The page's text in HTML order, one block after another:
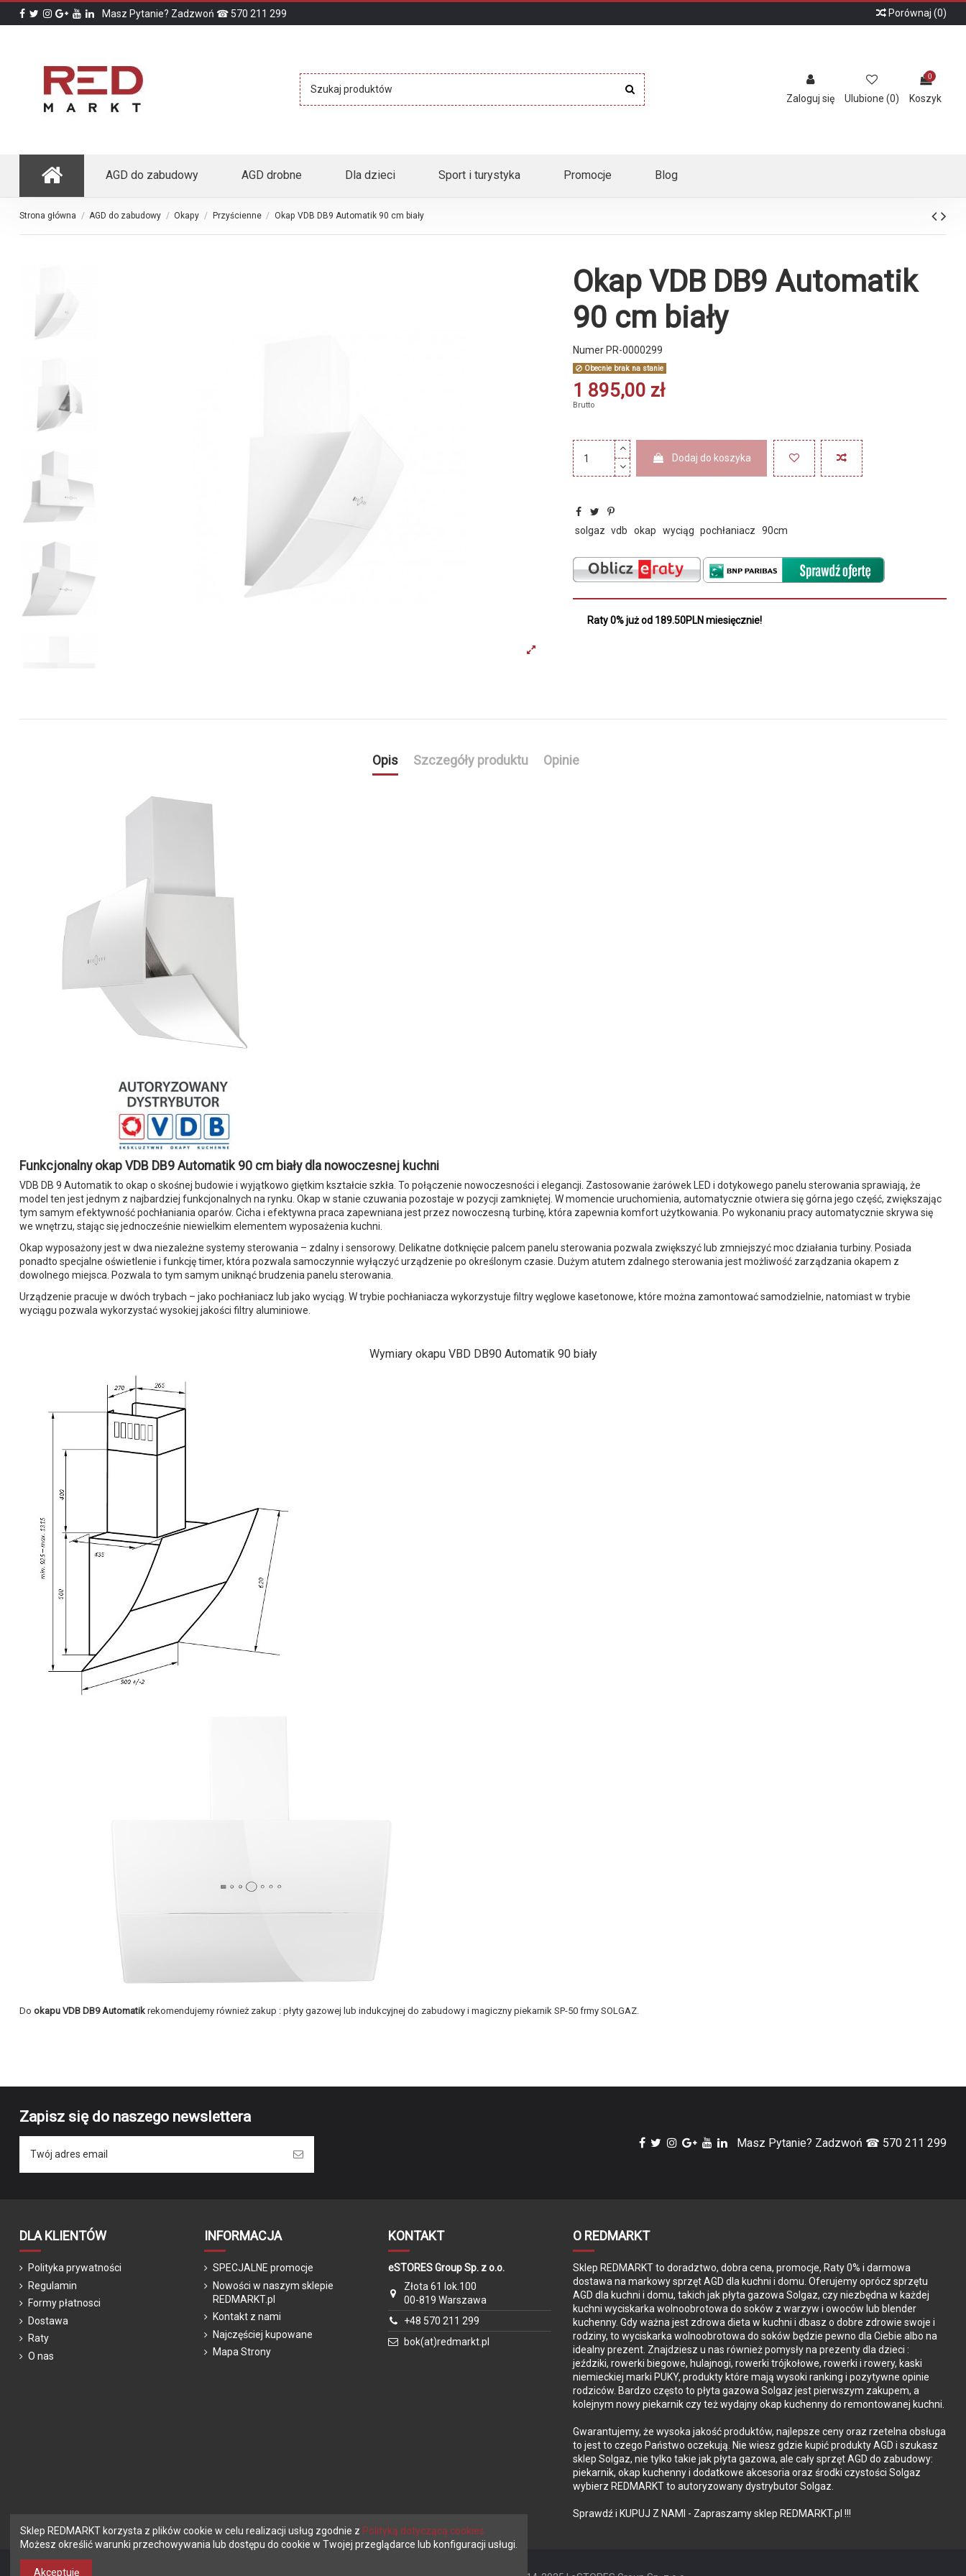
Masz Pytanie? Zadzwoń ☎ 570 211 299 Porównaj (0)
Zaloguj się Ulubione (0)
0
Koszyk
AGD do zabudowy AGD drobne Dla dzieci Sport i turystyka Promocje Blog
Strona główna AGD do zabudowy Okapy Przyścienne Okap VDB DB9 Automatik 90 cm biały
Okap VDB DB9 Automatik
90 cm biały
Numer PR-0000299
Obecnie brak na stanie
1 895,00 zł
Brutto
Dodaj do koszyka
solgaz vdb okap wyciąg pochłaniacz 90cm
Raty 0% już od 189.50PLN miesięcznie!
Opis Szczegóły produktu Opinie
Funkcjonalny okap VDB DB9 Automatik 90 cm biały dla nowoczesnej kuchni
VDB DB 9 Automatik to okap o skośnej budowie i wyjątkowo giętkim kształcie szkła. To połączenie nowoczesności i elegancji. Zastosowanie żarówek LED i dotykowego panelu sterowania sprawiają, że
model ten jest jednym z najbardziej funkcjonalnych na rynku. Okap w stanie czuwania pozostaje w pozycji zamkniętej. W momencie uruchomienia, automatycznie otwiera się górna jego część, zwiększając
tym samym efektywność pochłaniania oparów. Cicha i efektywna praca zapewniana jest przez nowoczesną turbinę, która zapewnia komfort użytkowania. Po wykonaniu pracy automatycznie skrywa się
we wnętrzu, stając się jednocześnie niewielkim elementem wyposażenia kuchni.
Okap wyposażony jest w dwa niezależne systemy sterowania – zdalny i sensorowy. Delikatne dotknięcie palcem panelu sterowania pozwala zwiększyć lub zmniejszyć moc działania turbiny. Posiada
ponadto specjalne oświetlenie i funkcję timer, która pozwala samoczynnie wyłączyć urządzenie po określonym czasie. Dużym atutem zdalnego sterowania jest możliwość zarządzania okapem z
dowolnego miejsca. Pozwala to tym samym uniknąć brudzenia panelu sterowania.
Urządzenie pracuje w dwóch trybach – jako pochłaniacz lub jako wyciąg. W trybie pochłaniacza wykorzystuje filtry węglowe kasetonowe, które można zamontować samodzielnie, natomiast w trybie
wyciągu pozwala wykorzystać wysokiej jakości filtry aluminiowe.
Wymiary okapu VBD DB90 Automatik 90 biały
Do okapu VDB DB9 Automatik rekomendujemy również zakup : płyty gazowej lub indukcyjnej do zabudowy i magiczny piekarnik SP-50 frmy SOLGAZ.
Rodzaj filtra
Oświetlenie
Szerokość
Wysokość 500 mm
Napięcie zasilania
Stopnie prędkości wentylatora
Min. 51dB, max 65dB
Produkcja Polska
Gwarancja 24 miesiące
Zapisz się do naszego newslettera
Masz Pytanie? Zadzwoń ☎ 570 211 299
DLA KLIENTÓW
Polityka prywatności
Regulamin
Formy płatnosci
Dostawa
Raty
O nas
INFORMACJA
SPECJALNE promocje
Nowości w naszym sklepie
REDMARKT.pl
Kontakt z nami
Najczęściej kupowane
Mapa Strony
KONTAKT
eSTORES Group Sp. z o.o.
Złota 61 lok.100
00-819 Warszawa
+48 570 211 299
bok(at)redmarkt.pl
O REDMARKT
Sklep REDMARKT to doradztwo, dobra cena, promocje, Raty 0% i darmowa
dostawa na markowy sprzęt AGD dla kuchni i domu. Oferujemy oprócz sprzętu
AGD dla kuchni i domu, takich jak płyta gazowa Solgaz, czy niezbędna w każdej
kuchni wyciskarka wolnoobrotowa do soków z warzyw i owoców lub blender
kuchenny. Gdy ważna jest zdrowa dieta w kuchni i dbasz o dobre zdrowie swoje i
rodziny, to wyciskarka wolnoobrotowa do soków będzie pewno dla Ciebie albo na
idealny prezent. Znajdziesz u nas również pomysły na prezenty dla dzieci :
jeździki, rowerki biegowe, hulajnogi, rowerki trójkołowe, rowerki i rowery, kaski
niemieckiej marki PUKY, produkty które mają wysoki ranking i pozytywne opinie
rodziców. Bardzo często to płyta gazowa Solgaz jest pierwszym zakupem, a
kolejnym nowy piekarnik czy też wydajny okap kuchenny do remontowanej kuchni.
Gwarantujemy, że wysoka jakość produktów, najlepsze ceny oraz rzetelna obsługa
to jest to czego Państwo oczekują. Nie wiesz gdzie kupić produkty AGD i szukasz
sklep Solgaz, nie tylko takie jak płyta gazowa, ale cały sprzęt AGD do zabudowy:
piekarnik, okap kuchenny i dodatkowe akcesoria oraz środki czystości Solgaz
wybierz REDMARKT to autoryzowany dystrybutor Solgaz.
Sprawdź i KUPUJ Z NAMI - Zapraszamy sklep REDMARKT.pl !!!
Sklep REDMARKT korzysta z plików cookie w celu realizacji usług zgodnie z Polityką dotyczącą cookies.
Możesz określić warunki przechowywania lub dostępu do cookie w Twojej przeglądarce lub konfiguracji usługi.
Akceptuję